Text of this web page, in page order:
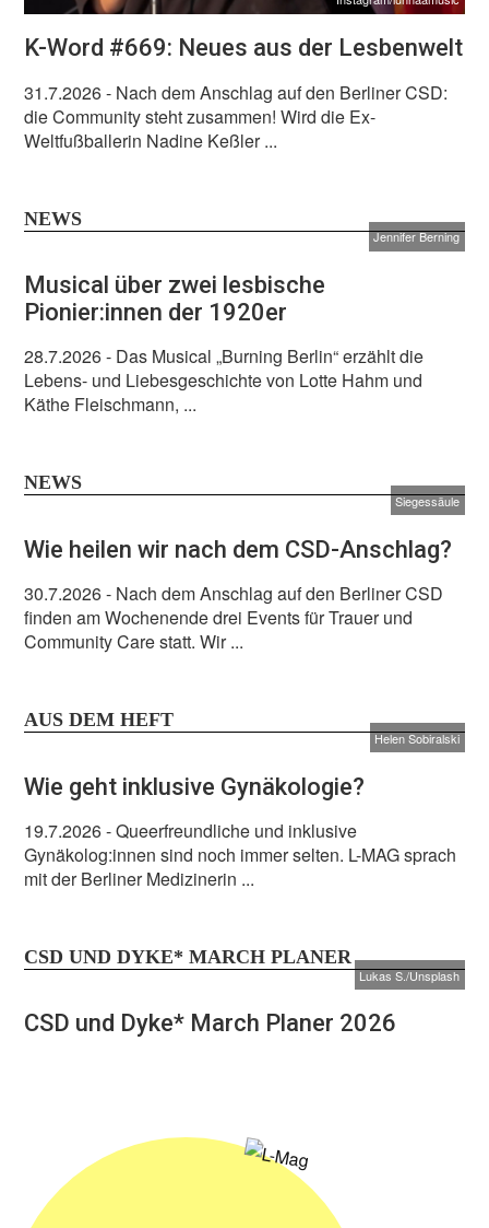
K-Word #669: Neues aus der Lesbenwelt
31.7.2026- Nach dem Anschlag auf den Berliner CSD:
die Community steht zusammen! Wird die Ex-
Weltfußballerin Nadine Keßler ...
NEWS
Jennifer Berning
Musical über zwei lesbische
Pionier:innen der 1920er
28.7.2026- Das Musical „Burning Berlin“ erzählt die
Lebens- und Liebesgeschichte von Lotte Hahm und
Käthe Fleischmann, ...
NEWS
Siegessäule
Wie heilen wir nach dem CSD-Anschlag?
30.7.2026- Nach dem Anschlag auf den Berliner CSD
finden am Wochenende drei Events für Trauer und
Community Care statt. Wir ...
AUS DEM HEFT
Helen Sobiralski
Wie geht inklusive Gynäkologie?
19.7.2026- Queerfreundliche und inklusive
Gynäkolog:innen sind noch immer selten. L-MAG sprach
mit der Berliner Medizinerin ...
CSD UND DYKE* MARCH PLANER
Lukas S./Unsplash
CSD und Dyke* March Planer 2026